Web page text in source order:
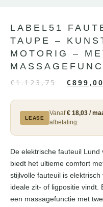
LABEL51
TAUPE –
MOTORIG –
€1.123,75 €899,00
LEASE
Vanaf€ 18,03 /
afbetaling.
De elektrische fauteuil Lund
biedt het ultieme comfort
stijlvolle fauteuil is
ideale zit- of ligpositie vindt.
een massagefunctie met